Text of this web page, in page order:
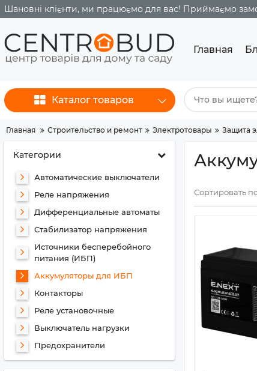
Шановні клієнти, ми працюємо для вас! Приймаємо
Главная
Каталог товаров
Главная Строительство и ремонт Электротовары Защита
Категории
Автоматические выключатели
Реле напряжения
Дифференциальные автоматы
Стабилизатор напряжения
Источники бесперебойного
питания (ИБП)
Аккумуляторы для ИБП
Контакторы
Реле установочные
Выключатель нагрузки
Предохранители
Сортировать